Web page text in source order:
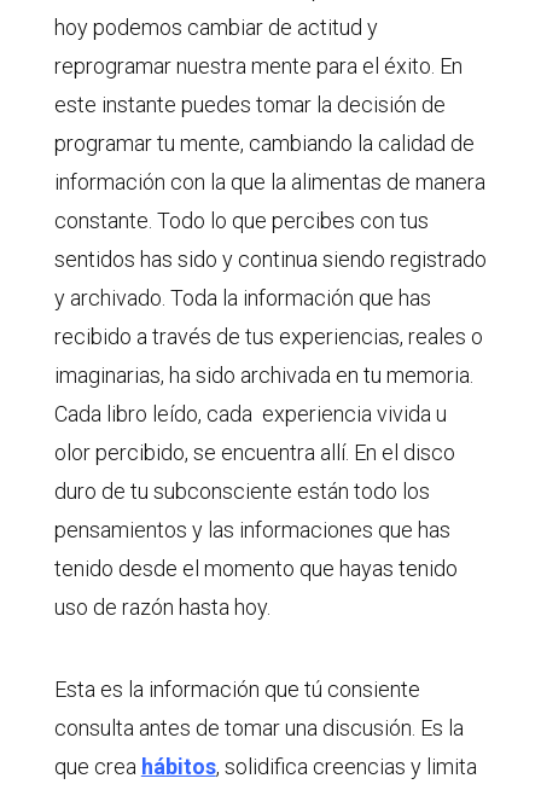
hoy podemos cambiar de actitud y
reprogramar nuestra mente para el éxito. En
este instante puedes tomar la decisión de
programar tu mente, cambiando la calidad de
información con la que la alimentas de manera
constante. Todo lo que percibes con tus
sentidos has sido y continua siendo registrado
y archivado. Toda la información que has
recibido a través de tus experiencias, reales o
imaginarias, ha sido archivada en tu memoria.
Cada libro leído, cada experiencia vivida u
olor percibido, se encuentra allí. En el disco
duro de tu subconsciente están todo los
pensamientos y las informaciones que has
tenido desde el momento que hayas tenido
uso de razón hasta hoy.
Esta es la información que tú consiente
consulta antes de tomar una discusión. Es la
que crea hábitos, solidifica creencias y limita